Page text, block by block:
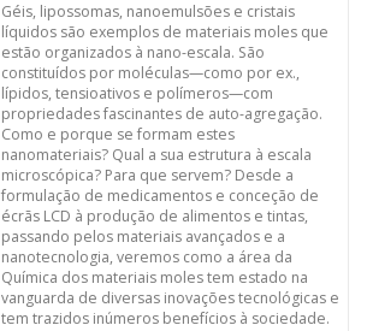
Géis, lipossomas, nanoemulsões e cristais
líquidos são exemplos de materiais moles que
estão organizados à nano-escala. São
constituídos por moléculas—como por ex.,
lípidos, tensioativos e polímeros—com
propriedades fascinantes de auto-agregação.
Como e porque se formam estes
nanomateriais? Qual a sua estrutura à escala
microscópica? Para que servem? Desde a
formulação de medicamentos e conceção de
écrãs LCD à produção de alimentos e tintas,
passando pelos materiais avançados e a
nanotecnologia, veremos como a área da
Química dos materiais moles tem estado na
vanguarda de diversas inovações tecnológicas e
tem trazidos inúmeros benefícios à sociedade.